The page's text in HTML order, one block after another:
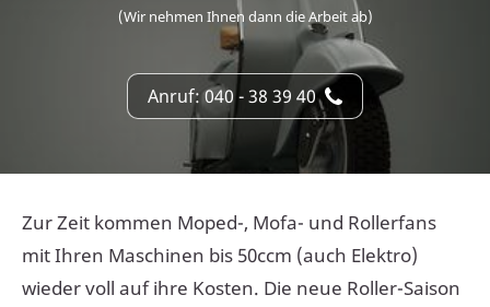
(Wir nehmen Ihnen dann die Arbeit ab)
Anruf: 040 - 38 39 40
Zur Zeit kommen Moped-, Mofa- und Rollerfans
mit Ihren Maschinen bis 50ccm (auch Elektro)
wieder voll auf ihre Kosten. Die neue Roller-Saison